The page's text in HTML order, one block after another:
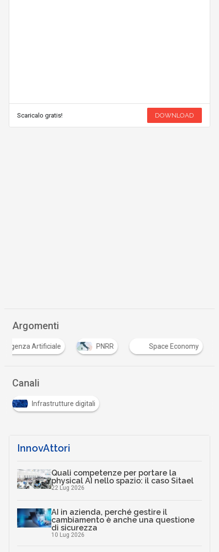
Scaricalo gratis! DOWNLOAD
Argomenti
Artificiale PNRR Space Economy
Canali
Infrastrutture digitali
InnovAttori
Quali competenze per portare la
physical AI nello spazio: il caso Sitael
22 Lug 2026
AI in azienda, perché gestire il
cambiamento è anche una questione
di sicurezza
10 Lug 2026